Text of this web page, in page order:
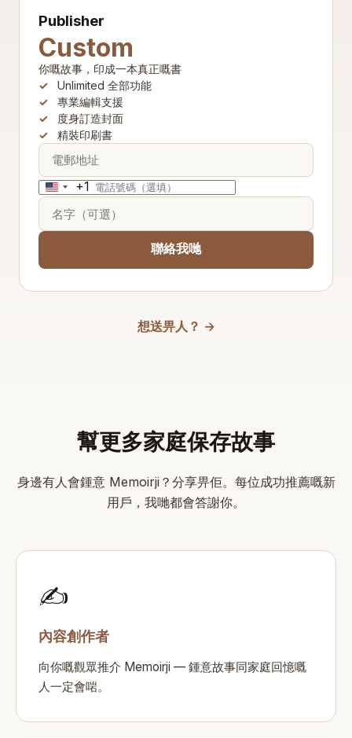
Publisher
Custom
你嘅故事，印成一本真正嘅書
Unlimited 全部功能
專業編輯支援
度身訂造封面
精裝印刷書
United
States
+1
+1
聯絡我哋
想送畀人？ →
幫更多家庭保存故事
身邊有人會鍾意 Memoirji？分享畀佢。每位成功推薦嘅新
用戶，我哋都會答謝你。
✍️
內容創作者
向你嘅觀眾推介 Memoirji — 鍾意故事同家庭回憶嘅
人一定會啱。